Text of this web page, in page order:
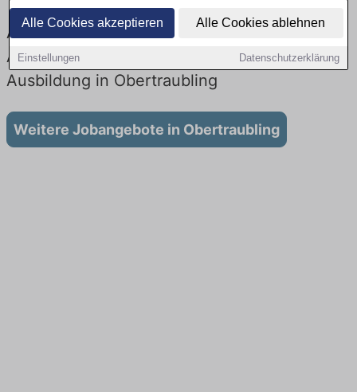
Alle Cookies akzeptieren Alle Cookies ablehnen
Einstellungen Datenschutzerklärung
Ausbildung in Obertraubling bei der Bahn:
Aktuell gibt es keine Stellenangebote für
Ausbildung in Obertraubling
Weitere Jobangebote in Obertraubling